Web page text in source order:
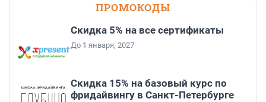
ПРОМОКОДЫ
Скидка 5% на все сертификаты
До 1 января, 2027
Скидка 15% на базовый курс по
фридайвингу в Санкт-Петербурге